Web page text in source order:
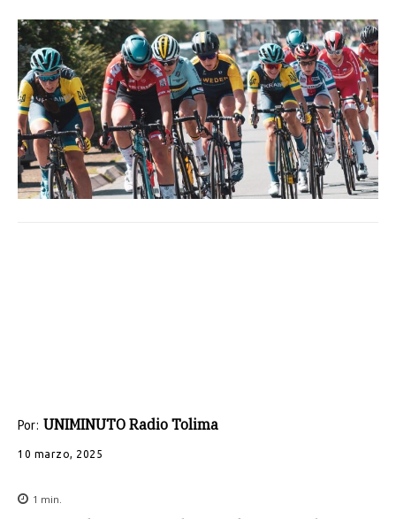
Por: UNIMINUTO Radio Tolima
10 marzo, 2025
1 min.